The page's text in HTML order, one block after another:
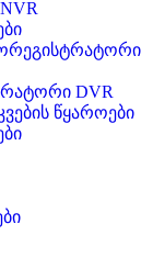
DVR
წყაროები